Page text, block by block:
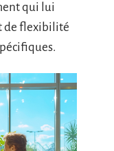
qui lui
de flexibilité